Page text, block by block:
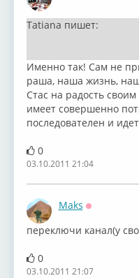
Tatiana пишет:
Именно так! Сам не
раша, наша жизнь,
Стас на радость
имеет совершенно
последователен и
0
03.10.2011 21:04
Maks
переключи канал(у
0
03.10.2011 21:07